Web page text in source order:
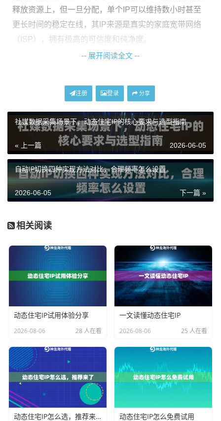
释放资源上，但一旦分配，单个IP可以维持数小时甚至
更长时间的稳定在线，其IP来源是真实的家庭宽带网络
（ISP），拥有极高的可信度和纯净度。
为了更清晰地展示，我们可以从几个关键维度进行对
对比维度 动态IP 长效动态ISP
IP核心属
性
轮换频繁，模拟
多用户
稳定长效，模拟真实长
期用户
网络环境
住宅/数据中心
网络
真实家庭ISP宽带网络
可信度与
较高 极高，更贴近终端用户
典型会话
维持稳定会话，保证业
务连续性
以神龙海外动态IP的产品为例：其“动态住宅IP”产品完美
体现了动态IP的特性，支持在1-120分钟内灵活设置会话
时长，覆盖美、日、英等热门地区，适合需要频繁更换I
P以应对检查的业务。而“动态长效ISP住宅代理”则代表
了后者，它基于全球本地ISP宽带网络构建，单IP支持长
期在线，连接成功率高达99.9%，且不限流量消耗，专为
需要稳定、可信网络环境的长期任务设计。
关键选型逻辑：从业务需求出发
-- 展开阅读全文 --
注册 登录 分享
社媒数据采集场景下，动态住宅IP的核心要求与选型指南
« 上一篇 2026-06-05
自动IP切换四种实现方法对比，合理频率怎么设置
下一篇 »
2026-06-05
相关阅读
动态住宅IP试用体验分享
2026-08-06 28 人在看
一文读懂动态住宅IP
2026-08-06 25 人在看
动态住宅IP怎么选，推荐来了 动态住宅IP怎么免费试用